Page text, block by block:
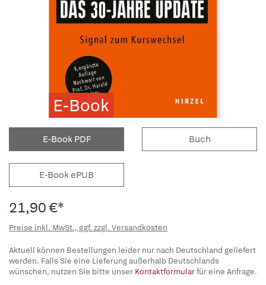
E-Book
E-Book PDF Buch
E-Book ePUB
21,90 €*
Preise inkl. MwSt., ggf. zzgl. Versandkosten
Aktuell können Bestellungen leider nur nach Deutschland geliefert
werden. Falls Sie eine Lieferung außerhalb Deutschlands
wünschen, nutzen Sie bitte unser Kontaktformularfür eine Anfrage.